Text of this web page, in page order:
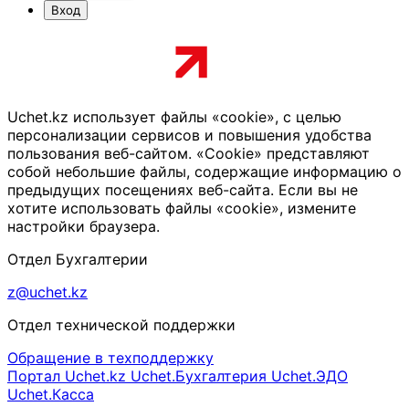
Вход
Uchet.kz использует файлы «cookie», с целью
персонализации сервисов и повышения удобства
пользования веб-сайтом. «Cookie» представляют
собой небольшие файлы, содержащие информацию о
предыдущих посещениях веб-сайта. Если вы не
хотите использовать файлы «cookie», измените
настройки браузера.
Отдел Бухгалтерии
z@uchet.kz
Отдел технической поддержки
Обращение в техподдержку
Портал Uchet.kz Uchet.Бухгалтерия Uchet.ЭДО
Uchet.Касса